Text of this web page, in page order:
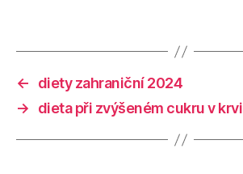
←
diety zahraniční 2024
→
dieta při zvýšeném cukru v krvi